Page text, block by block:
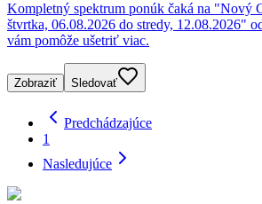
Kompletný spektrum ponúk čaká na "Nový
štvrtka, 06.08.2026 do stredy, 12.08.2026"
vám pomôže ušetriť viac.
Zobraziť Sledovať
Predchádzajúce
1
Nasledujúce